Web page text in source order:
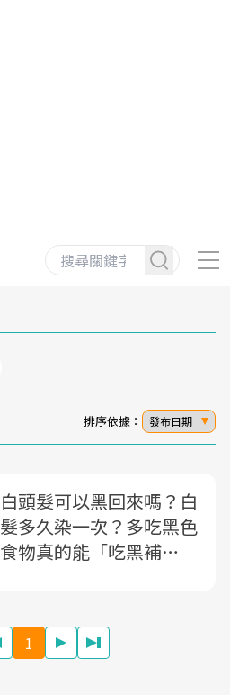
排序依據： 發布日期
白頭髮可以黑回來嗎？白
髮多久染一次？多吃黑色
食物真的能「吃黑補
1